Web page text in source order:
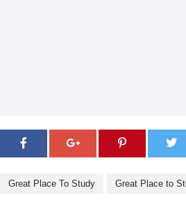
Great Place To Study Great Place to